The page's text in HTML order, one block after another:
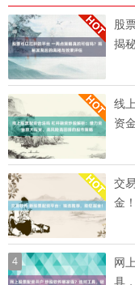
股
揭
线
资
交
金！
4
网
具